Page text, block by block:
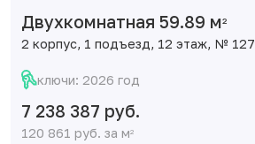
Двухкомнатная 59.89 м2
2 корпус, 1 подъезд, 12 этаж, № 127
ключи: 2026 год
7 238 387 руб.
120 861 руб. за м2